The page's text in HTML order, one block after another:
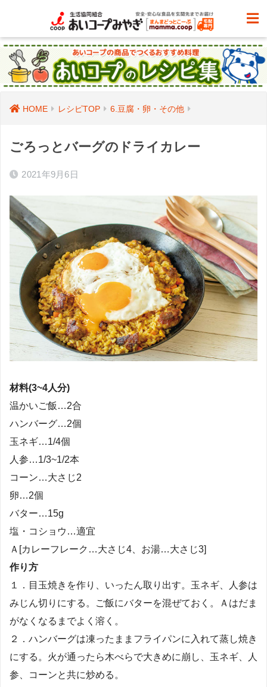
HOME レシピTOP 6.豆腐・卵・その他
ごろっとバーグのドライカレー
2021年9月6日
材料(3~4人分)
温かいご飯…2合
ハンバーグ…2個
玉ネギ…1/4個
人参…1/3~1/2本
コーン…大さじ2
卵…2個
バター…15g
塩・コショウ…適宜
Ａ[カレーフレーク…大さじ4、お湯…大さじ3]
作り方
１．目玉焼きを作り、いったん取り出す。玉ネギ、人参は
みじん切りにする。ご飯にバターを混ぜておく。Ａはだま
がなくなるまでよく溶く。
２．ハンバーグは凍ったままフライパンに入れて蒸し焼き
にする。火が通ったら木べらで大きめに崩し、玉ネギ、人
参、コーンと共に炒める。